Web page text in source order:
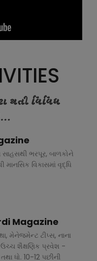
થતી વિવિધ
સાહસથી ભરપૂર, બાળકોને
માનસિક વિકાસમાં વૃદ્ધિ
Magazine
મેનેજમેન્ટ ટીપ્સ, નાના
ઉચ્ચ શૈક્ષણિક પ્રવેશ -
ધો. 10-12 પછીની